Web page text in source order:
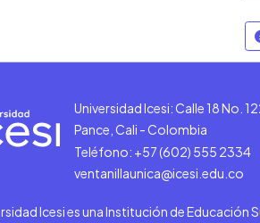
Universidad Icesi: Calle 18 No.
Pance, Cali - Colombia
Teléfono: +57 (602) 555 2334
ventanillaunica@icesi.edu.co
Icesi es una Institución de